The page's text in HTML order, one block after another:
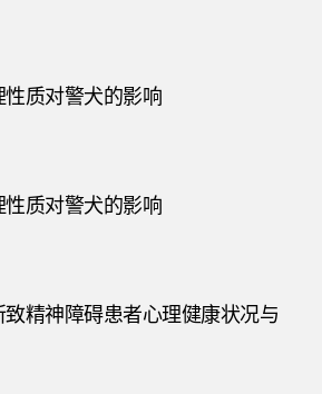
质对警犬的影响
质对警犬的影响
精神障碍患者心理健康状况与